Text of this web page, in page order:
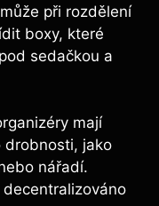
při rozdělení
boxy, které
sedačkou a
mají
drobnosti, jako
nářadí.